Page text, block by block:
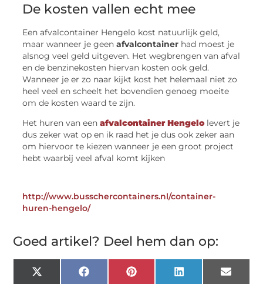
De kosten vallen echt mee
Een afvalcontainer Hengelo kost natuurlijk geld,
maar wanneer je geenafvalcontainer had moest je
alsnog veel geld uitgeven. Het wegbrengen van afval
en de benzinekosten hiervan kosten ook geld.
Wanneer je er zo naar kijkt kost het helemaal niet zo
heel veel en scheelt het bovendien genoeg moeite
om de kosten waard te zijn.
Het huren van eenafvalcontainer Hengelolevert je
dus zeker wat op en ik raad het je dus ook zeker aan
om hiervoor te kiezen wanneer je een groot project
hebt waarbij veel afval komt kijken
http://www.busschercontainers.nl/container-
huren-hengelo/
Goed artikel? Deel hem dan op:
X
(Twitter)
FacebookPinterest LinkedIn Email